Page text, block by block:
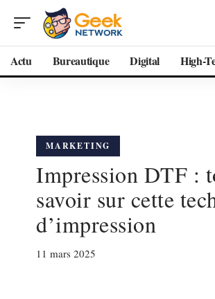
Actu Bureautique Digital High-
MARKETING
Impression DTF :
savoir sur cette
d’impression
11 mars 2025